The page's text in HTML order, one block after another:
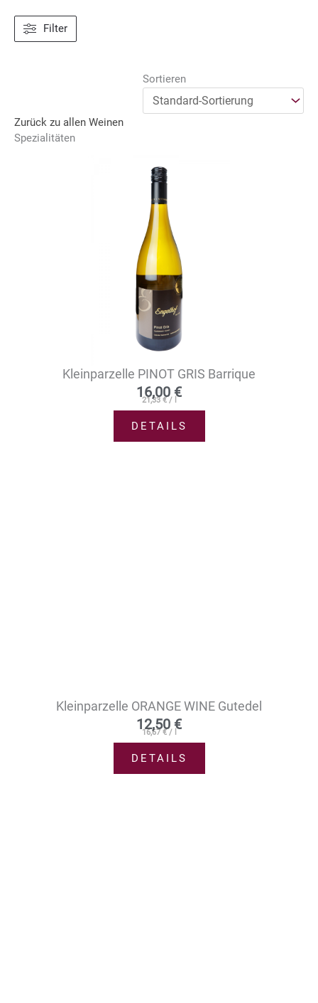
Filter
Sortieren
Zurück zu allen Weinen
Spezialitäten
Kleinparzelle PINOT GRIS Barrique
16,00€
21,33€/
DETAILS
Kleinparzelle ORANGE WINE Gutedel
12,50€
16,67 €/
DETAILS